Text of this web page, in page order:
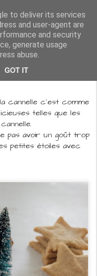
to deliver its services
and user-agent are
and security
generate usage
abuse.
GOT IT
cannelle c'est comme
telles que les
pas avoir un goût trop
petites étoiles avec